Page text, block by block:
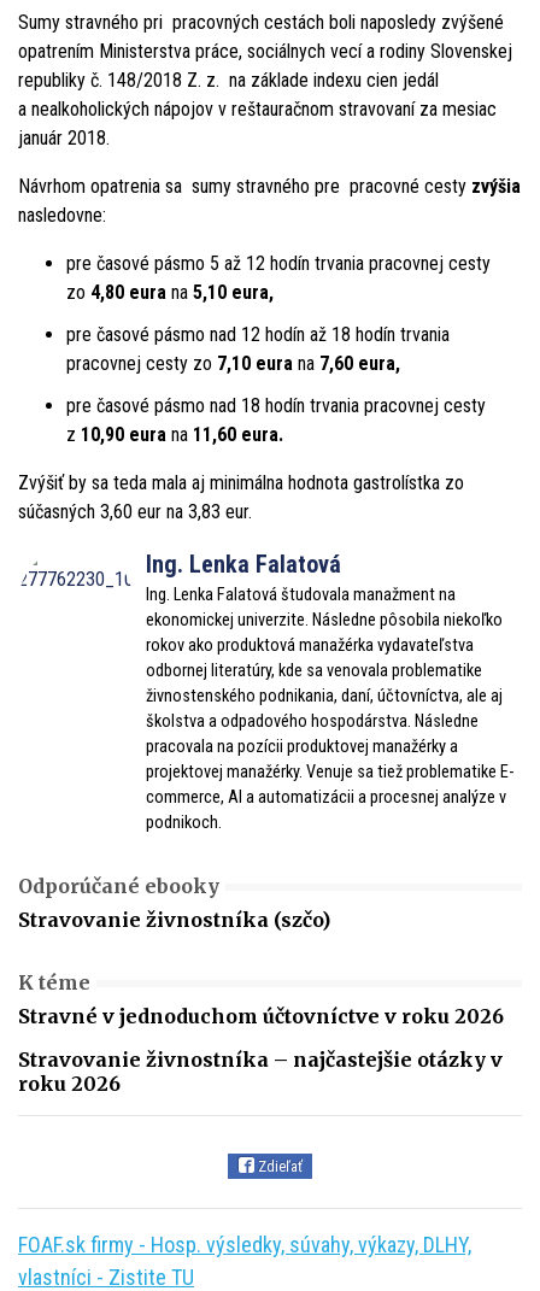
Sumy stravného pri pracovných cestách boli naposledy zvýšené
opatrením Ministerstva práce, sociálnych vecí a rodiny Slovenskej
republiky č. 148/2018 Z. z. na základe indexu cien jedál
a nealkoholických nápojov v reštauračnom stravovaní za mesiac
január 2018.
Návrhom opatrenia sa sumy stravného pre pracovné cesty zvýšia
nasledovne:
pre časové pásmo 5 až 12 hodín trvania pracovnej cesty
zo 4,80 eura na 5,10 eura,
pre časové pásmo nad 12 hodín až 18 hodín trvania
pracovnej cesty zo 7,10 eura na 7,60 eura,
pre časové pásmo nad 18 hodín trvania pracovnej cesty
z 10,90 eura na 11,60 eura.
Zvýšiť by sa teda mala aj minimálna hodnota gastrolístka zo
súčasných 3,60 eur na 3,83 eur.
Ing. Lenka Falatová
Ing. Lenka Falatová študovala manažment na
ekonomickej univerzite. Následne pôsobila niekoľko
rokov ako produktová manažérka vydavateľstva
odbornej literatúry, kde sa venovala problematike
živnostenského podnikania, daní, účtovníctva, ale aj
školstva a odpadového hospodárstva. Následne
pracovala na pozícii produktovej manažérky a
projektovej manažérky. Venuje sa tiež problematike E-
commerce, AI a automatizácii a procesnej analýze v
podnikoch.
Odporúčané ebooky
Stravovanie živnostníka (szčo)
K téme
Stravné v jednoduchom účtovníctve v roku 2026
Stravovanie živnostníka – najčastejšie otázky v
roku 2026
Zdieľať
FOAF.sk firmy - Hosp. výsledky, súvahy, výkazy, DLHY,
vlastníci - Zistite TU